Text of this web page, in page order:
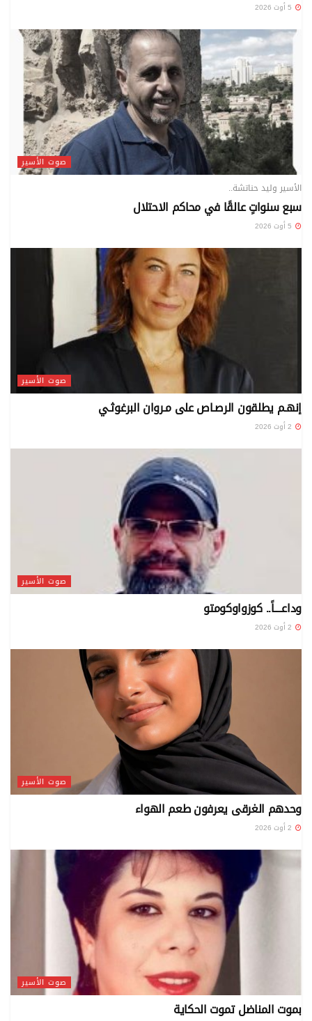
صوت الأسير
الأسير وليد حناتشة..
سبع سنواتٍ عالقًا في محاكم الاحتلال
صوت الأسير
إنهـم يطلقون الرصـاص على مـروان البرغوثـي
صوت الأسير
‏وداعــــاً.. كوزواوكومتو
صوت الأسير
وحدهم الغرقى يعرفون طعم الهواء
صوت الأسير
بموت المناضل تموت الحكاية